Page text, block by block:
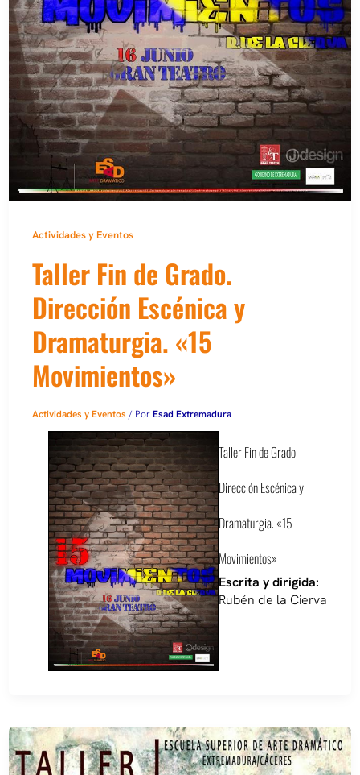
Actividades y Eventos
Taller Fin de Grado.
Dirección Escénica y
Dramaturgia. «15
Movimientos»
Actividades y Eventos / PorEsad Extremadura
Taller Fin de Grado.
Dirección Escénica y
Dramaturgia. «15
Movimientos»
Escrita y dirigida:
Rubén de la Cierva